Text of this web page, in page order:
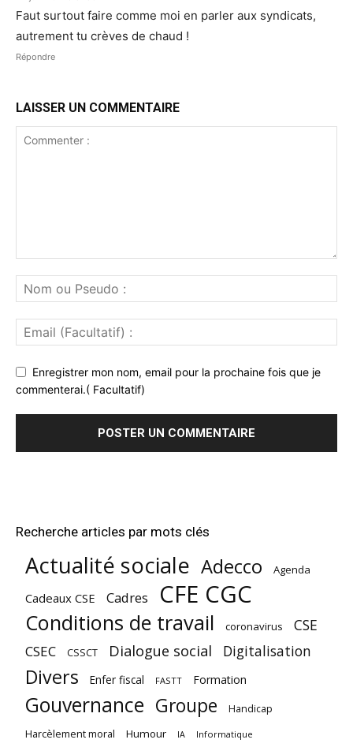
Faut surtout faire comme moi en parler aux syndicats,
autrement tu crèves de chaud !
Répondre
LAISSER UN COMMENTAIRE
Enregistrer mon nom, email pour la prochaine fois que je
commenterai.( Facultatif)
Recherche articles par mots clés
Actualité sociale Adecco Agenda
Cadeaux CSE Cadres CFE CGC
Conditions de travail coronavirus CSE
CSEC CSSCT Dialogue social Digitalisation
Divers Enfer fiscal FASTT Formation
Gouvernance Groupe Handicap
Harcèlement moral Humour IA Informatique